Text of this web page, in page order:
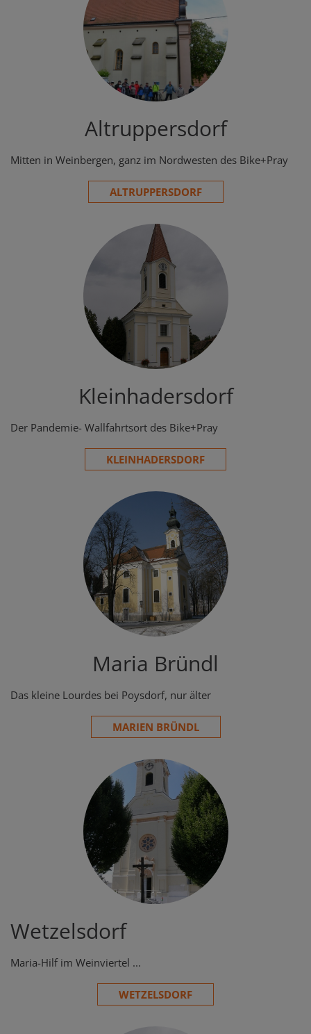
Altruppersdorf
Mitten in Weinbergen, ganz im Nordwesten des Bike+Pray
ALTRUPPERSDORF
Kleinhadersdorf
Der Pandemie- Wallfahrtsort des Bike+Pray
KLEINHADERSDORF
Maria Bründl
Das kleine Lourdes bei Poysdorf, nur älter
MARIEN BRÜNDL
Wetzelsdorf
Maria-Hilf im Weinviertel ...
WETZELSDORF